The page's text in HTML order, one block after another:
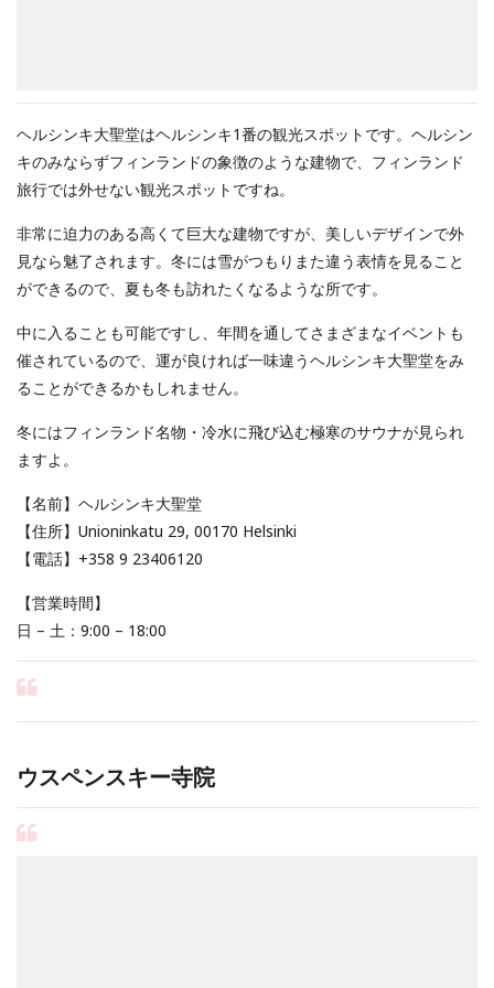
ヘルシンキ大聖堂はヘルシンキ1番の観光スポットです。ヘルシン
キのみならずフィンランドの象徴のような建物で、フィンランド
旅行では外せない観光スポットですね。
非常に迫力のある高くて巨大な建物ですが、美しいデザインで外
見なら魅了されます。冬には雪がつもりまた違う表情を見ること
ができるので、夏も冬も訪れたくなるような所です。
中に入ることも可能ですし、年間を通してさまざまなイベントも
催されているので、運が良ければ一味違うヘルシンキ大聖堂をみ
ることができるかもしれません。
冬にはフィンランド名物・冷水に飛び込む極寒のサウナが見られ
ますよ。
【名前】ヘルシンキ大聖堂
【住所】Unioninkatu 29, 00170 Helsinki
【電話】+358 9 23406120
【営業時間】
日 – 土：9:00 – 18:00
ウスペンスキー寺院